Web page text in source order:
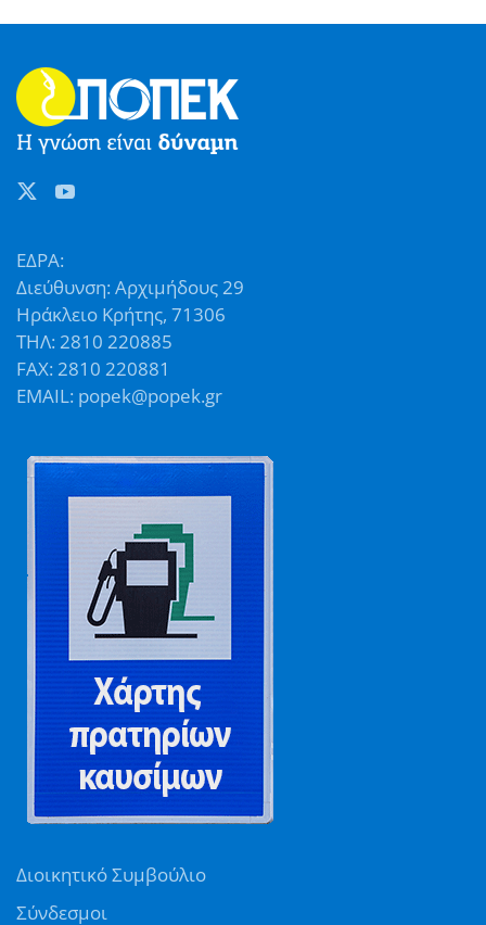
ΕΔΡΑ:
Διεύθυνση: Αρχιμήδους 29
Ηράκλειο Κρήτης, 71306
ΤΗΛ: 2810 220885
FAX: 2810 220881
EMAIL: popek@popek.gr
Διοικητικό Συμβούλιο
Σύνδεσμοι